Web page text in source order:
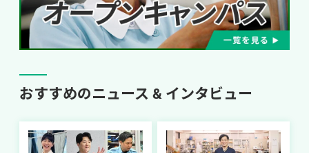
おすすめのニュース & インタビュー